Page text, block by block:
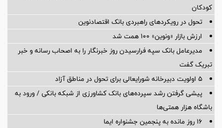
کودکان
تحول در رویکردهای راهبردی بانک اقتصادنوین
ارزش بازار «ونوین» 100 همت شد
مدیرعامل بانک سپه فرارسیدن روز خبرنگار را به اصحاب رسانه و خبر
تبریک گفت
5 اولویت دبیرخانه شورایعالی برای تحول در مناطق آزاد
پیشی گرفتن رشد سپرده‌های بانک کشاورزی از شبکه بانکی / ورود به
باشگاه هزار همتی‌ها
16 روز مانده به پنجمین جشنواره ایما